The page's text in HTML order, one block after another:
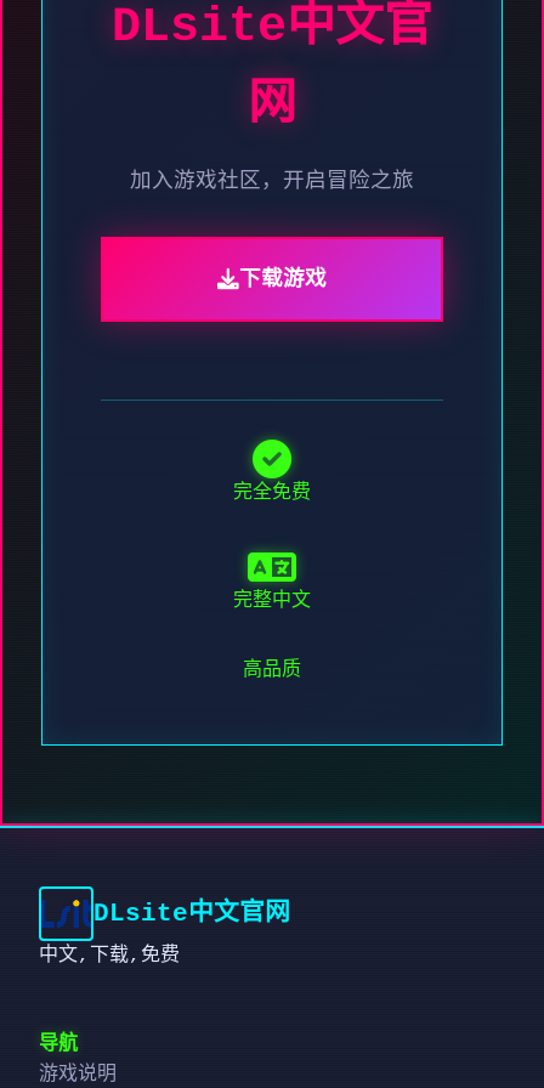
DLsite中文官
网
加入游戏社区，开启冒险之旅
下载游戏
完全免费
完整中文
高品质
DLsite中文官网
中文,下载,免费
导航
游戏说明